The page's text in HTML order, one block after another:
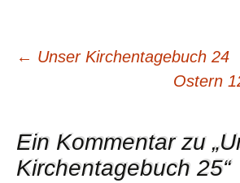
← Unser Kirchentagebuch 24
Ostern
Ein Kommentar zu „
Kirchentagebuch 25“